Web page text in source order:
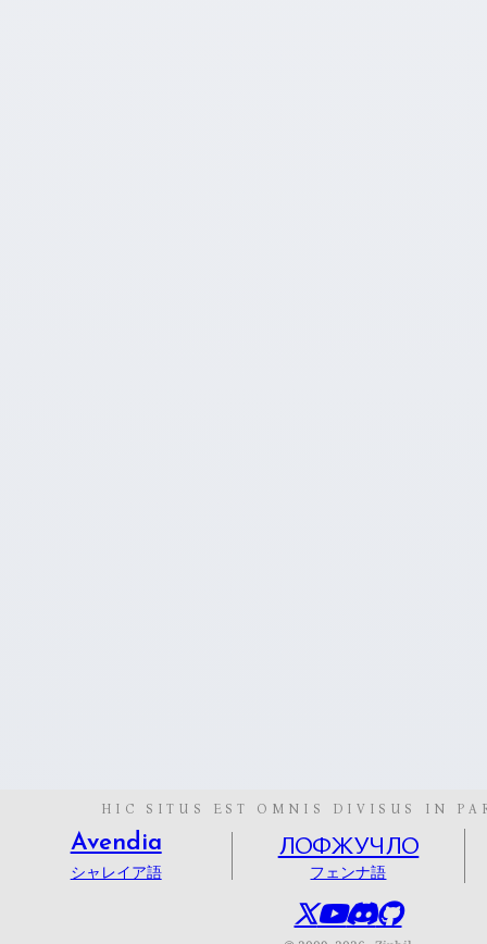
HIC SITUS EST OMNIS DIVISUS IN
Avendia
シャレイア語
ЛОФЖУЧЛО
フェンナ語